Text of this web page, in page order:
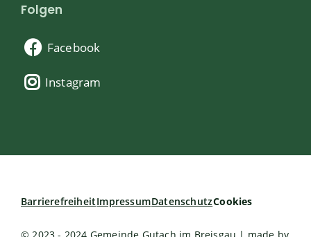
Folgen
Facebook
Instagram
BarrierefreiheitImpressumDatenschutzCookies
© 2023 - 2024 Gemeinde Gutach im Breisgau | made by